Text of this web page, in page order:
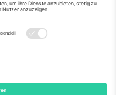
kann je nach
Veranstaltungsseite, im